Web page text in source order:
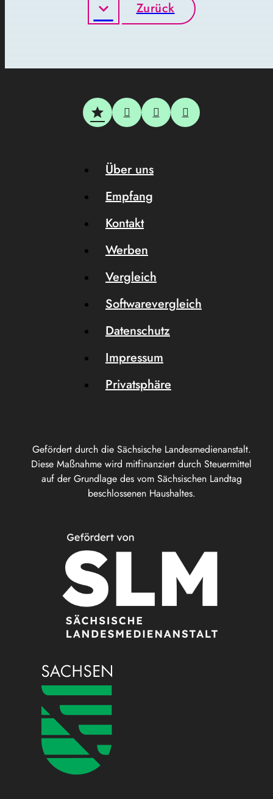
Zurück
Gefördert durch die Sächsische Landesmedienanstalt.
Diese Maßnahme wird mitfinanziert durch Steuermittel
auf der Grundlage des vom Sächsischen Landtag
beschlossenen Haushaltes.
Über uns
Empfang
Kontakt
Werben
Vergleich
Softwarevergleich
Datenschutz
Impressum
Privatsphäre